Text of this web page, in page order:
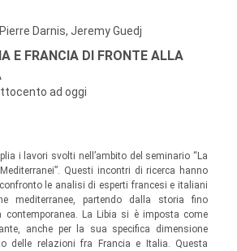
Darnis, Jeremy Guedj
E FRANCIA DI FRONTE ALLA
ad oggi
i lavori svolti nell’ambito del seminario “La
Questi incontri di ricerca hanno
le analisi di esperti francesi e italiani
mediterranee, partendo dalla storia fino
contemporanea. La Libia si è imposta come
anche per la sua specifica dimensione
delle relazioni fra Francia e Italia. Questa